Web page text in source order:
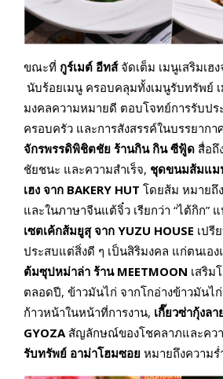
ขณะที่ กูร์เมต์ อีทส์จัดเต็ม เมนูเสริมเฮ
นับร้อยเมนู ครอบคลุมทั้งเมนูรับทรัพย์
มงคลความหมายดี ตอบโจทย์การรับปร
ครอบครัว และการสังสรรค์ในบรรยาก
จักรพรรดิพิชิตชัย ร้านกิน กิน ซีฟู้ด สื่อถึ
ชัยชนะ และความสำเร็จ, ชุดขนมส้มแม
เฮง จาก BAKERY HUT โดยส้ม หมายถึ
และในภาษาจีนแต้จิ๋ว เรียกว่า “ไต้กิก”
เซตเค้กส้มยูสุ จาก YUZU HOUSE เปรี
ประสบแต่สิ่งดี ๆ เป็นสิริมงคล แก่ตนเอ
ต้มซุปหม่าล่า ร้าน MEETMOON เสริม
ตลอดปี, ข้าวมันไก่ จากโกอ่างข้าวมันไ
ก้าวหน้าในหน้าที่การงาน, เกี๊ยวซ่ากุ้งลา
GYOZA สัญลักษณ์ของโชคลาภและคว
รับทรัพย์ อาม่าโฮมซอย หมายถึงความร่